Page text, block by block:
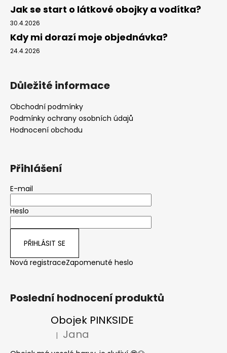
Jak se start o látkové obojky a vodítka?
30.4.2026
Kdy mi dorazí moje objednávka?
24.4.2026
Důležité informace
Obchodní podmínky
Podmínky ochrany osobních údajů
Hodnocení obchodu
Přihlášení
E-mail
Heslo
PŘIHLÁSIT SE
Nová registraceZapomenuté heslo
Poslední hodnocení produktů
Obojek PINKSIDE
Hodnocení produktu je 5 z 5 hvězdiček.
| Jana